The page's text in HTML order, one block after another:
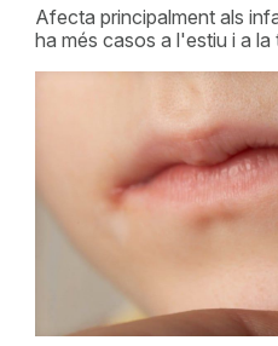
Afecta principalment als
ha més casos a l'estiu i a la